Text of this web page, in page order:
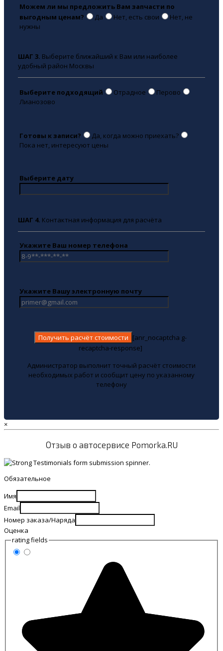
Можем ли мы предложить Вам запчасти по
выгодным ценам?
Да Нет, есть свои
Нет, не
нужны
ШАГ 3. Выберите ближайший к Вам или наиболее
удобный район Москвы
Выберите подходящий Отрадное
Перово
Лианозово
Готовы к записи?
Да, когда можно приехать?
Пока нет, интересуют цены
Выберите дату
ШАГ 4. Контактная информация для расчёта
Укажите Ваш номер телефона
Укажите Вашу электронную почту
[anr_nocaptcha g-
recaptcha-response]
Администратор выполнит точный расчёт стоимости
необходимых работ и сообщит цену по указанному
телефону
×
Отзыв о автосервисе Pomorka.RU
Обязательное
Имя
Email
Номер заказа/Наряда
Оценка
rating fields